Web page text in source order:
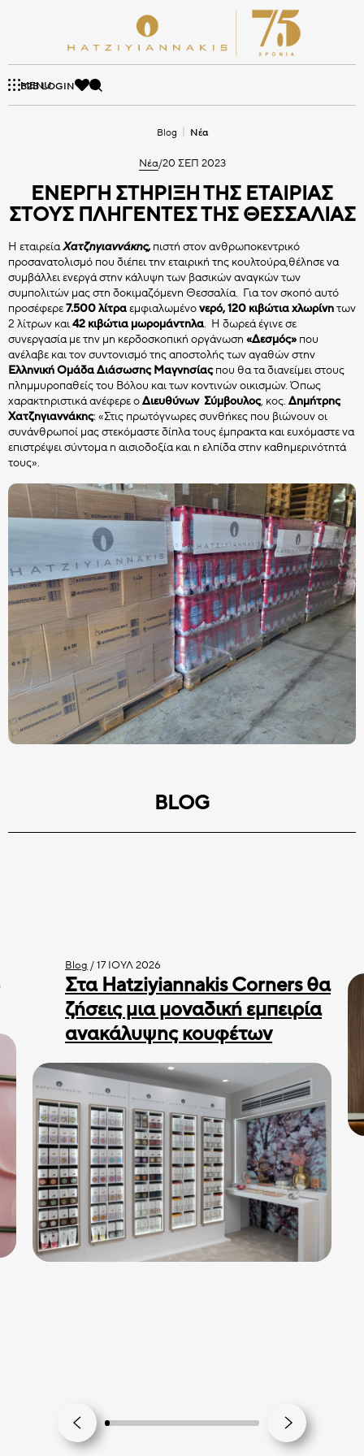
ΕΤΑΙΡΕΙΑ
ΕΤΑΙΡΙΚΉ ΔΙΑΚΥΒΈΡΝΗΣΗ
ΝΈΑ
ΠΡΟΪΟΝΤΑ
ΒΟΤΣΑΛΑ
ΔΙΑΚΟΣΜΗΤΙΚΑ
DRAGEES ΣΟΚΟΛΑΤΑΣ
CHOCO BITS
HATZIYIANNAKIS
PROFESSIONAL
BLOG
ΚΟΥΦΕΤΑ
TWIST ΣΕΙΡΑ
ΚΛΑΣΙΚΗ ΣΕΙΡΑ
Όλα τα Κουφέτα
ΔΙΑΚΟΣΜΗΤΙΚΑ
ΚΟΥΦΕΤΑΚΙΑ ΣΟΚΟΛΑΤΑΣ
TOPPERS
ΣΤΡΟΓΓΥΛΑ ΖΑΧΑΡΗΣ
ΚΟΥΦΕΤΟΠΟΙΗΜΕΝΑ ΣΧΗΜΑΤΑ
ΣΟΚΟΛΑΤΕΝΙΑ ΔΙΑΚΟΣΜΗΤΙΚΑ
ΚΑΣ ΚΑΣ
Όλα τα Διακοσμητικά
CHOCO BITS
CHOCO BITS ΑΜΥΓΔΑΛΟΥ
CHOCO BITS ΦΡΟΥΤΩΝ
CHOCO BITS ΔΙΠΛΗ ΣΟΚΟΛΑΤΑ
CHOCO BITS ΚΕΙΚ
Όλα τα Choco Bits
HATZIYIANNAKIS
PROFESSIONAL
ΚΟΥΦΕΤΑΚΙΑ ΣΟΚΟΛΑΤΑΣ
ΝΙΦΑΔΕΣ ΔΗΜΗΤΡΙΑΚΩΝ
Όλα τα Hatziyiannakis Professional
MENU
B2B LOGIN Αναζήτηση
Blog Νέα
Νέα/20 ΣΕΠ 2023
ΕΝΕΡΓΉ ΣΤΉΡΙΞΗ ΤΗΣ ΕΤΑΙΡΊΑΣ
ΣΤΟΥΣ ΠΛΗΓΈΝΤΕΣ ΤΗΣ ΘΕΣΣΑΛΊΑΣ
Η εταιρείαΧατζηγιαννάκης,πιστή στον ανθρωποκεντρικό
προσανατολισμό που διέπει την εταιρική της κουλτούρα,θέλησε να
συμβάλλει ενεργά στην κάλυψη των βασικών αναγκών των
συμπολιτών μας στη δοκιμαζόμενη Θεσσαλία. Για τον σκοπό αυτό
προσέφερε7.500 λίτραεμφιαλωμένονερό,120 κιβώτιαχλωρίνητων
2 λίτρων και42 κιβώτια μωρομάντηλα. Η δωρεά έγινε σε
συνεργασία με την μη κερδοσκοπική οργάνωση «Δεσμός» που
ανέλαβε και τον συντονισμό της αποστολής των αγαθών στην
Ελληνική Ομάδα Διάσωσης Μαγνησίαςπου θα τα διανείμει στους
πλημμυροπαθείς του Βόλου και των κοντινών οικισμών. Όπως
χαρακτηριστικά ανέφερε οΔιευθύνων Σύμβουλος, κος. Δημήτρης
Χατζηγιαννάκης: «Στις πρωτόγνωρες συνθήκες που βιώνουν οι
συνάνθρωποί μας στεκόμαστε δίπλα τους έμπρακτα και ευχόμαστε να
επιστρέψει σύντομα η αισιοδοξία και η ελπίδα στην καθημερινότητά
τους».
BLOG
Blog /17 ΙΟΎΛ 2026
Στα Hatziyiannakis Corners θα
ζήσεις μια μοναδική εμπειρία
ανακάλυψης κουφέτων